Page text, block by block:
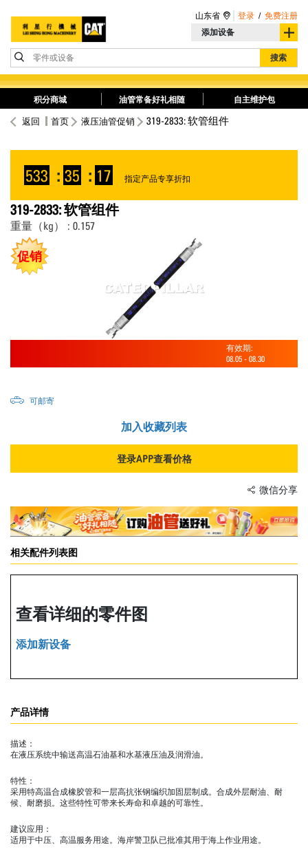
添加设备
零件或设备 搜索
山东省 登录 / 免费注册
积分商城 油管常备好礼相随 自主维护包
返回 首页 液压油管促销 319-2833: 软管组件
533 : 35 : 17 指定产品专享折扣
319-2833: 软管组件
重量（kg） : 0.157
促销
有效期:
08.05 - 08.30
可邮寄
加入收藏列表
登录APP查看价格
微信分享
相关配件列表图
查看详细的零件图
添加新设备
产品详情
描述：
在液压系统中输送高温石油基和水基液压油及润滑油。
特性：
采用特高温合成橡胶管和一层高抗张钢编织加固层制成。合成外层耐油、耐
候、耐磨损。这些特性可带来长寿命和卓越的可靠性。
建议应用：
适用于中压、高温服务用途。海岸警卫队已批准其用于海上作业用途。